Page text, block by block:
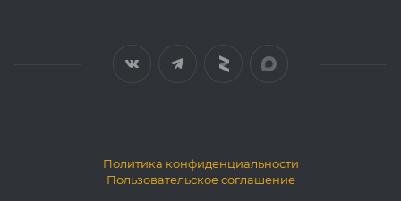
Политика конфиденциальности
Пользовательское соглашение